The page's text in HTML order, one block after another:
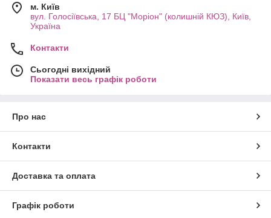
м. Київ
вул. Голосіївська, 17 БЦ "Моріон" (колишній КЮЗ), Київ,
Україна
Контакти
Сьогодні вихідний
Показати весь графік роботи
Про нас
Контакти
Доставка та оплата
Графік роботи